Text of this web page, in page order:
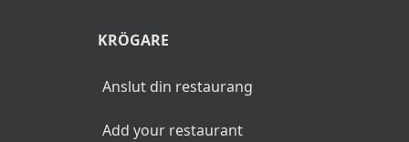
KRÖGARE
Anslut din restaurang
Add your restaurant